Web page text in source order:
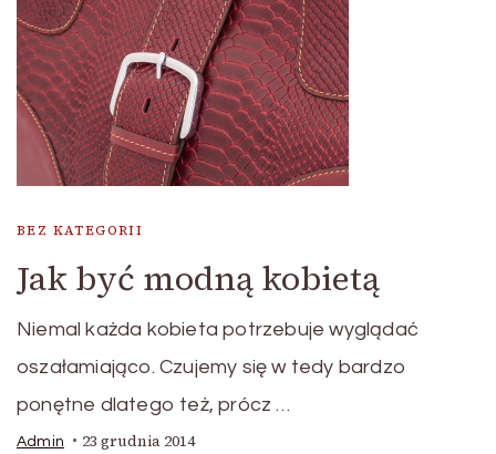
BEZ KATEGORII
Jak być modną kobietą
Niemal każda kobieta potrzebuje wyglądać
oszałamiająco. Czujemy się w tedy bardzo
ponętne dlatego też, prócz …
Admin 23 grudnia 2014